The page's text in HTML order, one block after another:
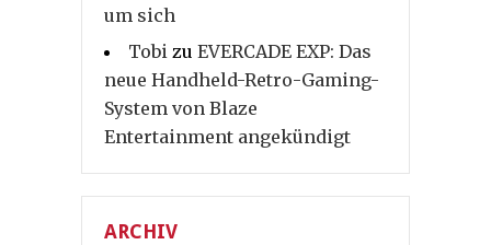
um sich
Tobi zu EVERCADE EXP: Das
neue Handheld-Retro-Gaming-
System von Blaze
Entertainment angekündigt
ARCHIV